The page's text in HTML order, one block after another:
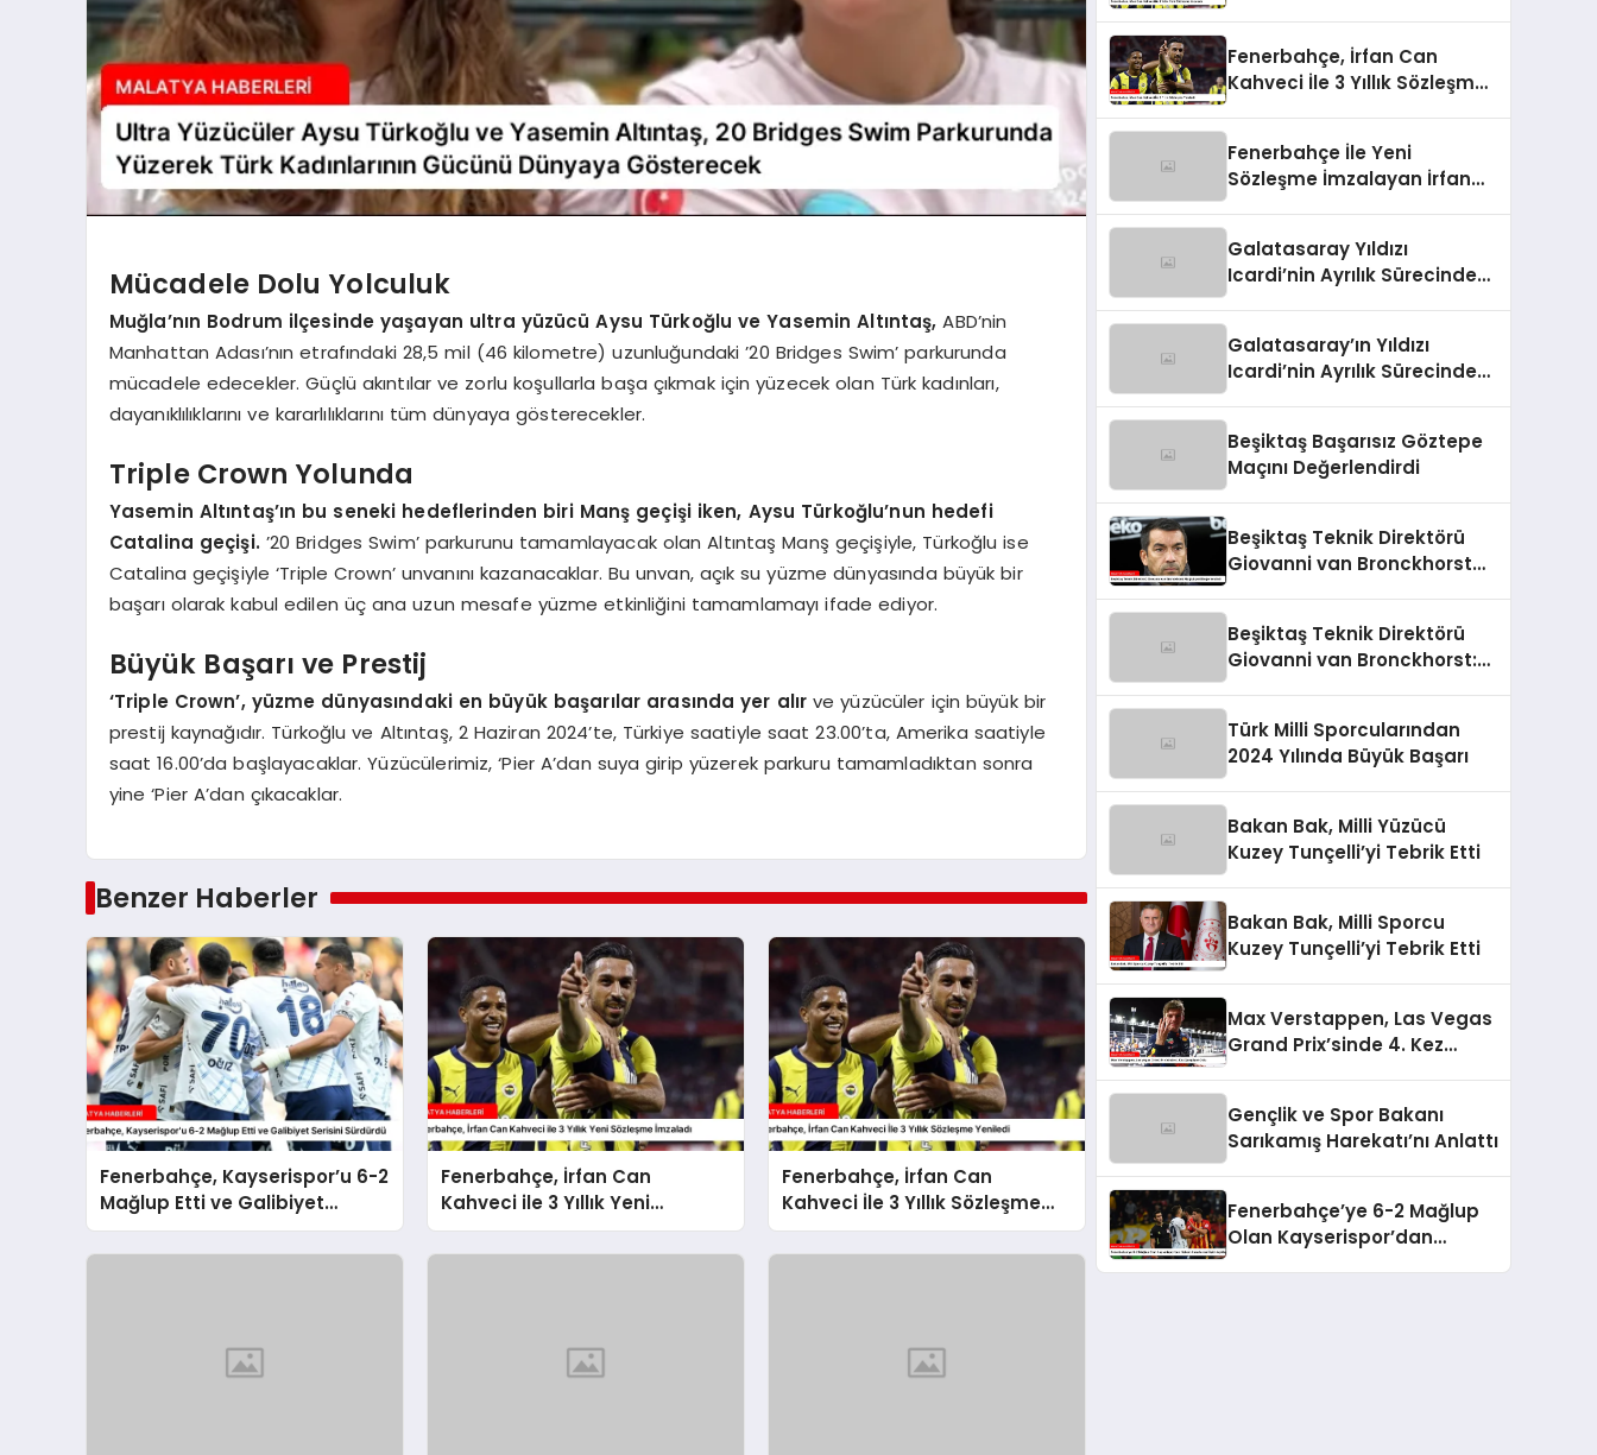
Mücadele Dolu Yolculuk
Muğla’nın Bodrum ilçesinde yaşayan ultra yüzücü Aysu Türkoğlu ve Yasemin Altıntaş, ABD’nin
Manhattan Adası’nın etrafındaki 28,5 mil (46 kilometre) uzunluğundaki ’20 Bridges Swim’ parkurunda
mücadele edecekler. Güçlü akıntılar ve zorlu koşullarla başa çıkmak için yüzecek olan Türk kadınları,
dayanıklılıklarını ve kararlılıklarını tüm dünyaya gösterecekler.
Triple Crown Yolunda
Yasemin Altıntaş’ın bu seneki hedeflerinden biri Manş geçişi iken, Aysu Türkoğlu’nun hedefi
Catalina geçişi. ’20 Bridges Swim’ parkurunu tamamlayacak olan Altıntaş Manş geçişiyle, Türkoğlu ise
Catalina geçişiyle ‘Triple Crown’ unvanını kazanacaklar. Bu unvan, açık su yüzme dünyasında büyük bir
başarı olarak kabul edilen üç ana uzun mesafe yüzme etkinliğini tamamlamayı ifade ediyor.
Büyük Başarı ve Prestij
‘Triple Crown’, yüzme dünyasındaki en büyük başarılar arasında yer alır ve yüzücüler için büyük bir
prestij kaynağıdır. Türkoğlu ve Altıntaş, 2 Haziran 2024’te, Türkiye saatiyle saat 23.00’ta, Amerika saatiyle
saat 16.00’da başlayacaklar. Yüzücülerimiz, ‘Pier A’dan suya girip yüzerek parkuru tamamladıktan sonra
yine ‘Pier A’dan çıkacaklar.
Benzer Haberler
Fenerbahçe, Kayserispor’u 6-2
Mağlup Etti ve Galibiyet
Serisini Sürdürdü
Fenerbahçe, İrfan Can
Kahveci ile 3 Yıllık Yeni
Sözleşme İmzaladı
Fenerbahçe, İrfan Can
Kahveci İle 3 Yıllık Sözleşme
Yeniledi
Fenerbahçe, İrfan Can
Kahveci İle 3 Yıllık Sözleşme
Fenerbahçe İle Yeni
Sözleşme İmzalayan İrfan
Galatasaray Yıldızı
Icardi’nin Ayrılık Sürecindeki
Galatasaray’ın Yıldızı
Icardi’nin Ayrılık Sürecindeki
Beşiktaş Başarısız Göztepe
Maçını Değerlendirdi
Beşiktaş Teknik Direktörü
Giovanni van Bronckhorst
Beşiktaş Teknik Direktörü
Giovanni van Bronckhorst:
Türk Milli Sporcularından
2024 Yılında Büyük Başarı
Bakan Bak, Milli Yüzücü
Kuzey Tunçelli’yi Tebrik Etti
Bakan Bak, Milli Sporcu
Kuzey Tunçelli’yi Tebrik Etti
Max Verstappen, Las Vegas
Grand Prix’sinde 4. Kez
Gençlik ve Spor Bakanı
Sarıkamış Harekatı’nı Anlattı
Fenerbahçe’ye 6-2 Mağlup
Olan Kayserispor’dan